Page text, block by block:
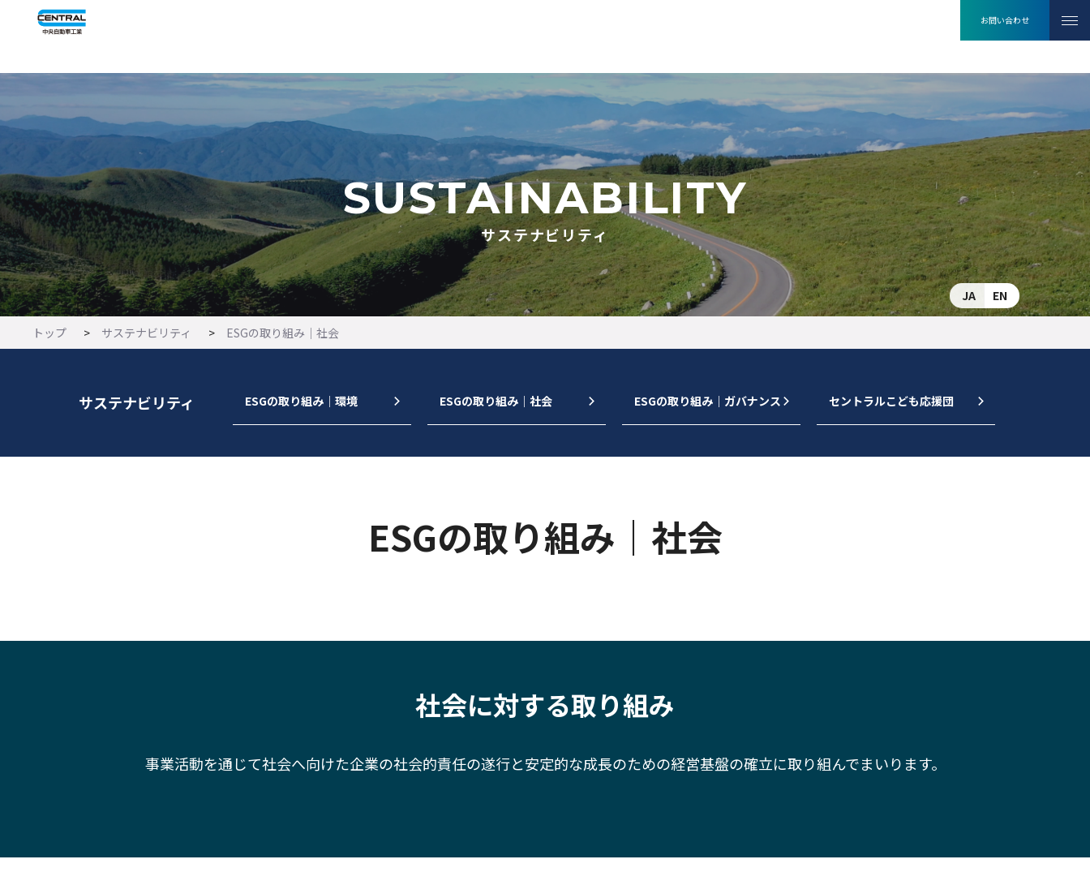
SUSTAINABILITY
サステナビリティ
JA EN
トップ サステナビリティ ESGの取り組み｜社会
サステナビリティ ESGの取り組み｜環境 ESGの取り組み｜社会 ESGの取り組み｜ガバナンス セントラルこども応援団
ESGの取り組み｜社会
社会に対する取り組み
事業活動を通じて社会へ向けた企業の社会的責任の遂行と安定的な成長のための経営基盤の確立に取り組んでまいります。
お問い合わせ